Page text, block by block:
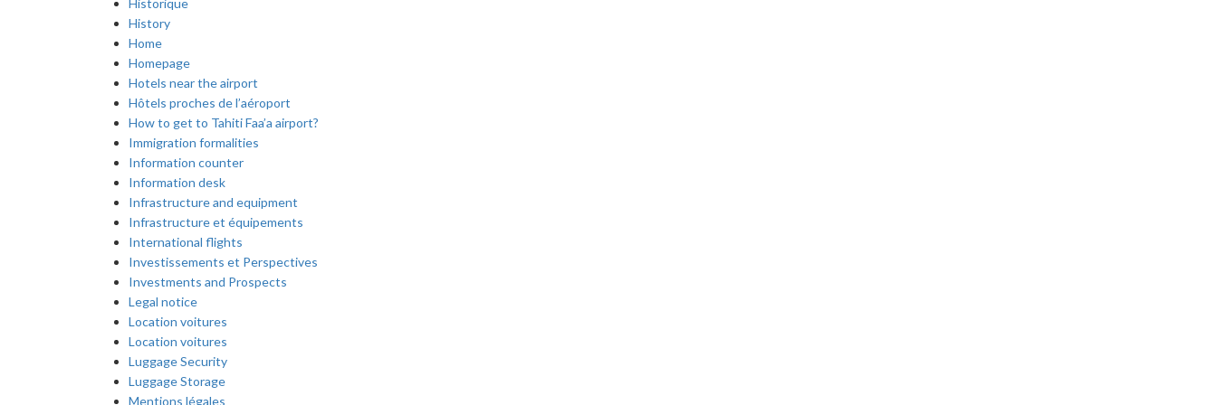
Historique
History
Home
Homepage
Hotels near the airport
Hôtels proches de l’aéroport
How to get to Tahiti Faa’a airport?
Immigration formalities
Information counter
Information desk
Infrastructure and equipment
Infrastructure et équipements
International flights
Investissements et Perspectives
Investments and Prospects
Legal notice
Location voitures
Location voitures
Luggage Security
Luggage Storage
Mentions légales